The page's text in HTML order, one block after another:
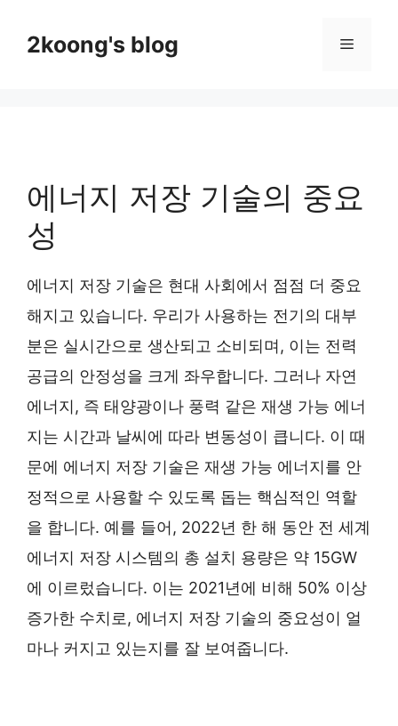
content2koong's blog Menu
에너지 저장 기술의 중요
성
에너지 저장 기술은 현대 사회에서 점점 더 중요
해지고 있습니다. 우리가 사용하는 전기의 대부
분은 실시간으로 생산되고 소비되며, 이는 전력
공급의 안정성을 크게 좌우합니다. 그러나 자연
에너지, 즉 태양광이나 풍력 같은 재생 가능 에너
지는 시간과 날씨에 따라 변동성이 큽니다. 이 때
문에 에너지 저장 기술은 재생 가능 에너지를 안
정적으로 사용할 수 있도록 돕는 핵심적인 역할
을 합니다. 예를 들어, 2022년 한 해 동안 전 세계
에너지 저장 시스템의 총 설치 용량은 약 15GW
에 이르렀습니다. 이는 2021년에 비해 50% 이상
증가한 수치로, 에너지 저장 기술의 중요성이 얼
마나 커지고 있는지를 잘 보여줍니다.